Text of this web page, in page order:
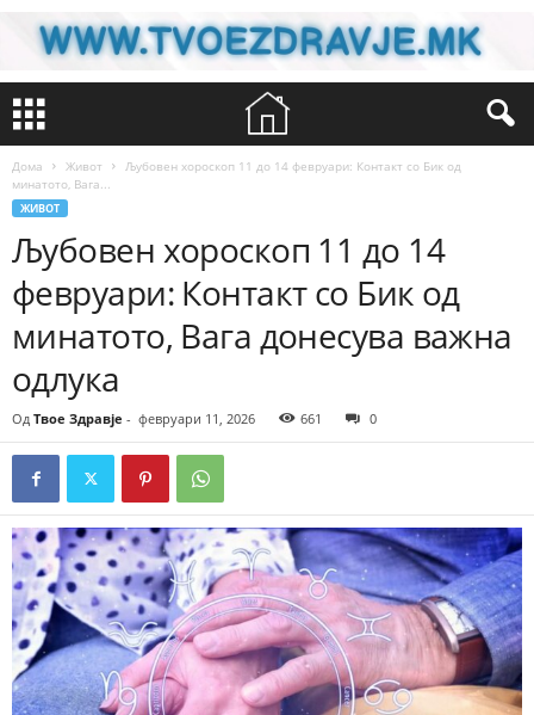
Дома Живот
Љубовен хороскоп 11 до 14 февруари: Контакт со Бик од
минатото, Вага...
ЖИВОТ
Љубовен хороскоп 11 до 14
февруари: Контакт со Бик од
минатото, Вага донесува важна
одлука
Од Твое Здравје - февруари 11, 2026 661 0